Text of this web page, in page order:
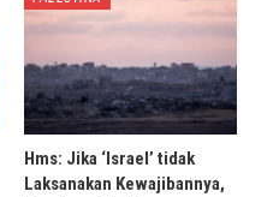
Hms: Jika ‘Israel’ tidak
Laksanakan Kewajibannya,